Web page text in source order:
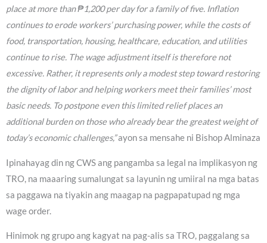
place at more than ₱1,200 per day for a family of five. Inflation
continues to erode workers’ purchasing power, while the costs of
food, transportation, housing, healthcare, education, and utilities
continue to rise. The wage adjustment itself is therefore not
excessive. Rather, it represents only a modest step toward restoring
the dignity of labor and helping workers meet their families’ most
basic needs. To postpone even this limited relief places an
additional burden on those who already bear the greatest weight of
today’s economic challenges,”ayon sa mensahe ni Bishop Alminaza
Ipinahayag din ng CWS ang pangamba sa legal na implikasyon ng
TRO, na maaaring sumalungat sa layunin ng umiiral na mga batas
sa paggawa na tiyakin ang maagap na pagpapatupad ng mga
wage order.
Hinimok ng grupo ang kagyat na pag-alis sa TRO, paggalang sa